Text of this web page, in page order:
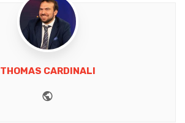
THOMAS CARDINALI